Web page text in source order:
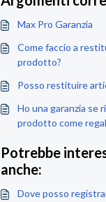
Max Pro Garanzia
Come faccio a
prodotto?
Posso restituire
Ho una garanzia se
prodotto come
Potrebbe
anche:
Dove posso